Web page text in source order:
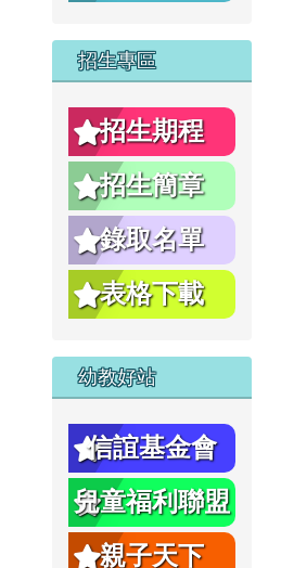
招生專區
招生期程
招生簡章
錄取名單
表格下載
幼教好站
信誼基金會
兒童福利聯盟
親子天下